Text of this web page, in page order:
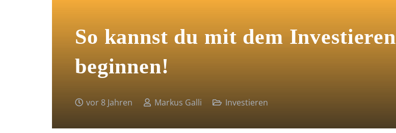
So kannst du mit dem Investieren
beginnen!
vor 8 Jahren Markus Galli Investieren